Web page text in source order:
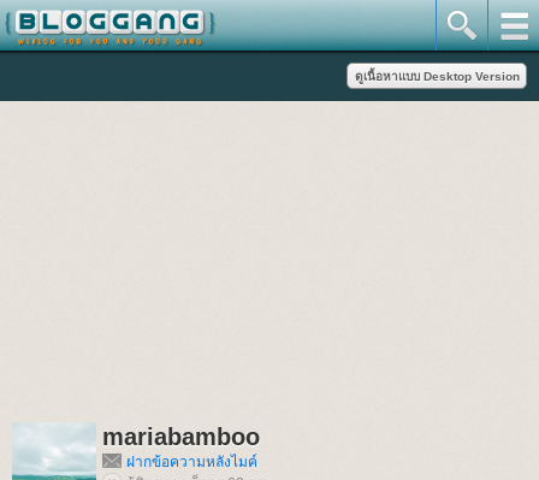
mariabamboo
ฝากข้อความหลังไมค์